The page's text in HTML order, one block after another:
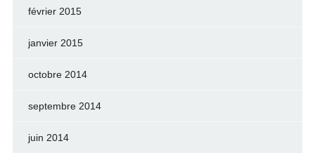
février 2015
janvier 2015
octobre 2014
septembre 2014
juin 2014